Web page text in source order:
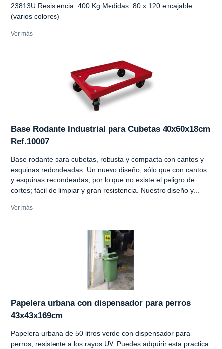
23813U Resistencia: 400 Kg Medidas: 80 x 120 encajable
(varios colores)
Ver más
Base Rodante Industrial para Cubetas 40x60x18cm
Ref.10007
Base rodante para cubetas, robusta y compacta con cantos y
esquinas redondeadas. Un nuevo diseño, sólo que con cantos
y esquinas redondeadas, por lo que no existe el peligro de
cortes; fácil de limpiar y gran resistencia. Nuestro diseño y...
Ver más
Papelera urbana con dispensador para perros
43x43x169cm
Papelera urbana de 50 litros verde con dispensador para
perros, resistente a los rayos UV. Puedes adquirir esta practica